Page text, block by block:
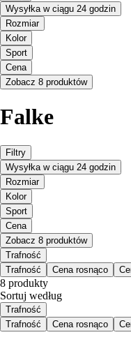
Wysyłka w ciągu 24 godzin
Rozmiar
Kolor
Sport
Cena
Zobacz 8 produktów
Falke
Filtry
Wysyłka w ciągu 24 godzin
Rozmiar
Kolor
Sport
Cena
Zobacz 8 produktów
Trafność
Trafność
Cena rosnąco
8 produkty
Sortuj według
Trafność
Trafność
Cena rosnąco